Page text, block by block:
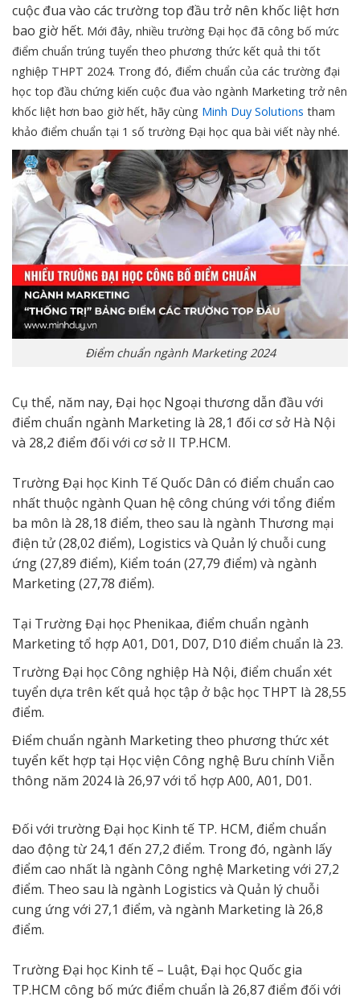
cuộc đua vào các trường top đầu trở nên khốc liệt hơn
bao giờ hết. Mới đây, nhiều trường Đại học đã công bố mức
điểm chuẩn trúng tuyển theo phương thức kết quả thi tốt
nghiệp THPT 2024. Trong đó, điểm chuẩn của các trường đại
học top đầu chứng kiến cuộc đua vào ngành Marketing trở nên
khốc liệt hơn bao giờ hết, hãy cùng Minh Duy Solutions tham
khảo điểm chuẩn tại 1 số trường Đại học qua bài viết này nhé.
Điểm chuẩn ngành Marketing 2024
Cụ thể, năm nay, Đại học Ngoại thương dẫn đầu với
điểm chuẩn ngành Marketing là 28,1 đối cơ sở Hà Nội
và 28,2 điểm đối với cơ sở II TP.HCM.
Trường Đại học Kinh Tế Quốc Dân có điểm chuẩn cao
nhất thuộc ngành Quan hệ công chúng với tổng điểm
ba môn là 28,18 điểm, theo sau là ngành Thương mại
điện tử (28,02 điểm), Logistics và Quản lý chuỗi cung
ứng (27,89 điểm), Kiểm toán (27,79 điểm) và ngành
Marketing (27,78 điểm).
Tại Trường Đại học Phenikaa, điểm chuẩn ngành
Marketing tổ hợp A01, D01, D07, D10 điểm chuẩn là 23.
Trường Đại học Công nghiệp Hà Nội, điểm chuẩn xét
tuyển dựa trên kết quả học tập ở bậc học THPT là 28,55
điểm.
Điểm chuẩn ngành Marketing theo phương thức xét
tuyển kết hợp tại Học viện Công nghệ Bưu chính Viễn
thông năm 2024 là 26,97 với tổ hợp A00, A01, D01.
Đối với trường Đại học Kinh tế TP. HCM, điểm chuẩn
dao động từ 24,1 đến 27,2 điểm. Trong đó, ngành lấy
điểm cao nhất là ngành Công nghệ Marketing với 27,2
điểm. Theo sau là ngành Logistics và Quản lý chuỗi
cung ứng với 27,1 điểm, và ngành Marketing là 26,8
điểm.
Trường Đại học Kinh tế – Luật, Đại học Quốc gia
TP.HCM công bố mức điểm chuẩn là 26,87 điểm đối với